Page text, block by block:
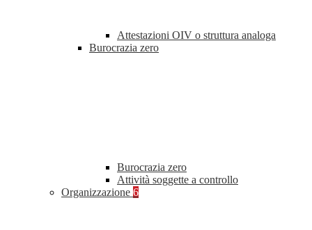
Attestazioni OIV o struttura analoga
Burocrazia zero
Burocrazia zero
Attività soggette a controllo
Organizzazione 6